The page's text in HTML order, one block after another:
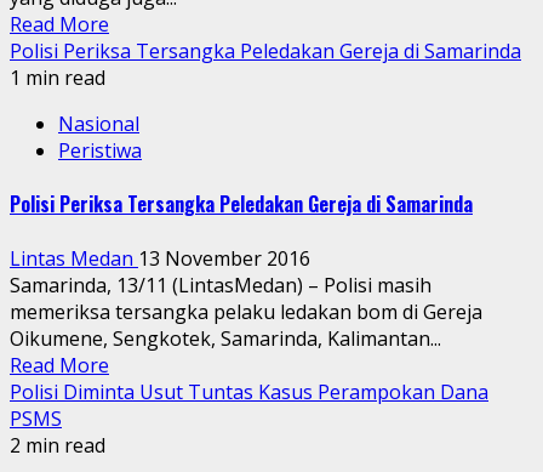
Read More
Polisi Periksa Tersangka Peledakan Gereja di Samarinda
1 min read
Nasional
Peristiwa
Polisi Periksa Tersangka Peledakan Gereja di Samarinda
Lintas Medan 13 November 2016
Samarinda, 13/11 (LintasMedan) – Polisi masih
memeriksa tersangka pelaku ledakan bom di Gereja
Oikumene, Sengkotek, Samarinda, Kalimantan...
Read More
Polisi Diminta Usut Tuntas Kasus Perampokan Dana
PSMS
2 min read